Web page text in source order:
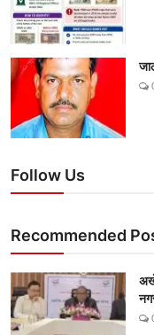
Follow Us
Recommended